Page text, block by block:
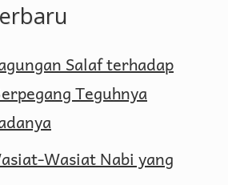
Salaf terhadap
Teguhnya
Wasiat Nabi yang